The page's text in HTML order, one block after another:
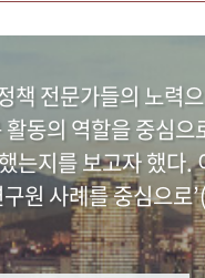
책 전문가들의 노
동의 역할을 중심
지를 보고자 했다
원 사례를 중심으